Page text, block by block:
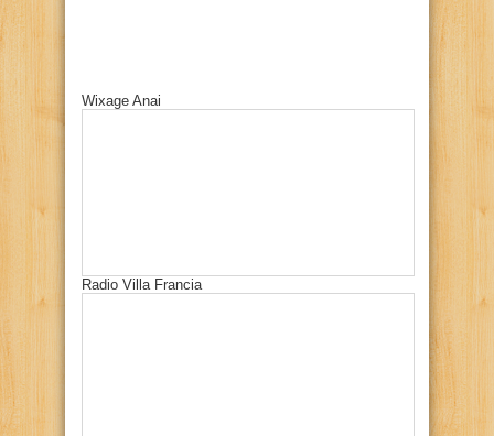
Wixage Anai
Radio Villa Francia